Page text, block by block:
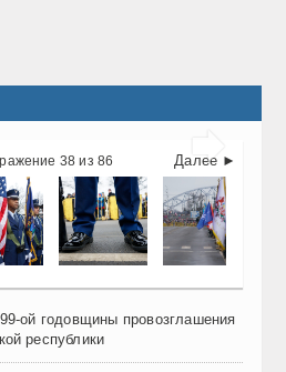

Далее ►
38 из 86
ой годовщины провозглашения
республики